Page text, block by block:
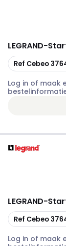
LEGRAND-
Kopiëren
Ref Cebeo
Log in of maak
LEGRAND-
Kopiëren
Ref Cebeo
Log in of maak